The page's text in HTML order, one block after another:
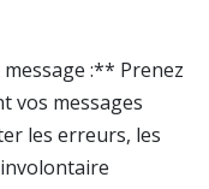
:** Prenez
vos messages
les erreurs, les